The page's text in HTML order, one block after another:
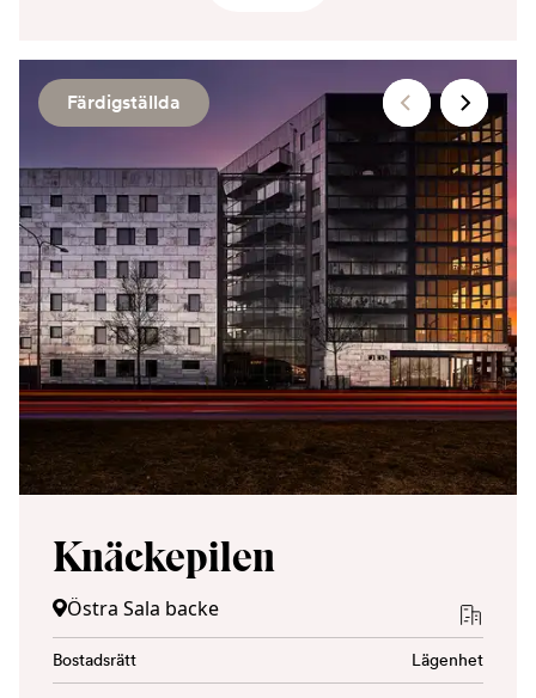
Färdigställda
Knäckepilen
Östra Sala backe
Bostadsrätt Lägenhet